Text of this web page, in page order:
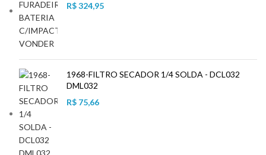
R$324,95
1968-FILTRO SECADOR 1/4 SOLDA - DCL032
DML032
R$ 75,66